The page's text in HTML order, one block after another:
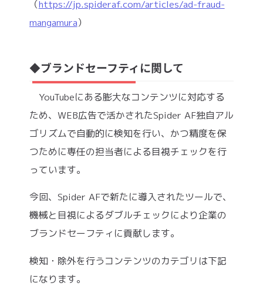
（https://jp.spideraf.com/articles/ad-fraud-
mangamura）
◆ブランドセーフティに関して
YouTubeにある膨大なコンテンツに対応する
ため、WEB広告で活かされたSpider AF独自アル
ゴリズムで自動的に検知を行い、かつ精度を保
つために専任の担当者による目視チェックを行
っています。
今回、Spider AFで新たに導入されたツールで、
機械と目視によるダブルチェックにより企業の
ブランドセーフティに貢献します。
検知・除外を行うコンテンツのカテゴリは下記
になります。